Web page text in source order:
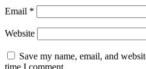
Email *
Website
Save my name, email, and
time I comment.